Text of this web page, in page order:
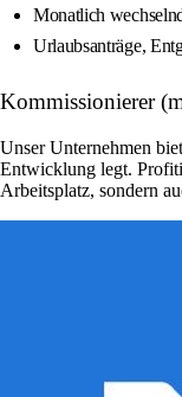
Monatlich
Urlaubsanträge,
Kommissionierer
Unser Unternehmen
Entwicklung legt.
Arbeitsplatz, sondern